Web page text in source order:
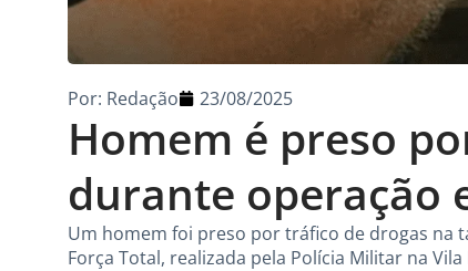
Homem é preso
durante operação
Por: Redação 23/08/2025
Um homem foi preso por tráfico de drogas na
Força Total, realizada pela Polícia Militar na Vila